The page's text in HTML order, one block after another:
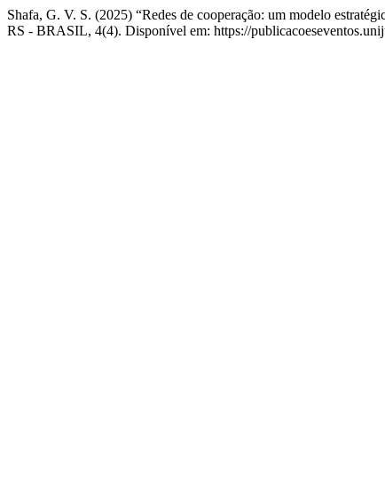
Shafa, G. V. S. (2025) “Redes de cooperação: um modelo
RS - BRASIL, 4(4). Disponível em: https://